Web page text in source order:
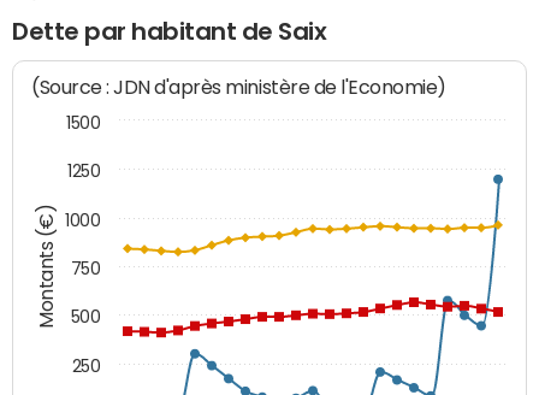
Dette par habitant de Saix
Montants (€)
(Source : JDN d'après ministère de l'Economie)
250
500
750
1000
1250
1500